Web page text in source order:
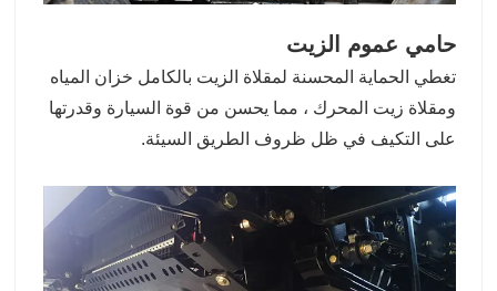
حامي عموم الزيت
تغطي الحماية المحسنة لمقلاة الزيت بالكامل خزان المياه
ومقلاة زيت المحرك ، مما يحسن من قوة السيارة وقدرتها
على التكيف في ظل ظروف الطريق السيئة.